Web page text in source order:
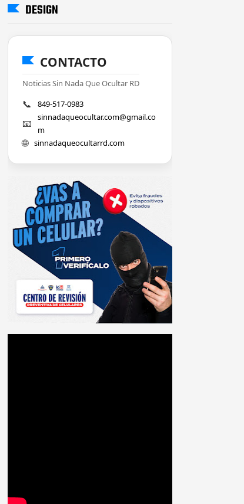
DESIGN
CONTACTO
Noticias Sin Nada Que Ocultar RD
📞 849-517-0983
📧
sinnadaqueocultar.com@gmail.co
m
🌐 sinnadaqueocultarrd.com